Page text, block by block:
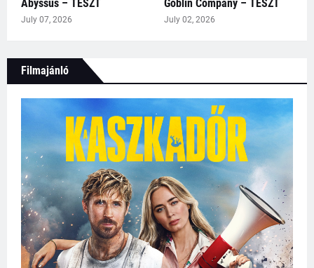
Abyssus – TESZT
July 07, 2026
Goblin Company – TESZT
July 02, 2026
Filmajánló